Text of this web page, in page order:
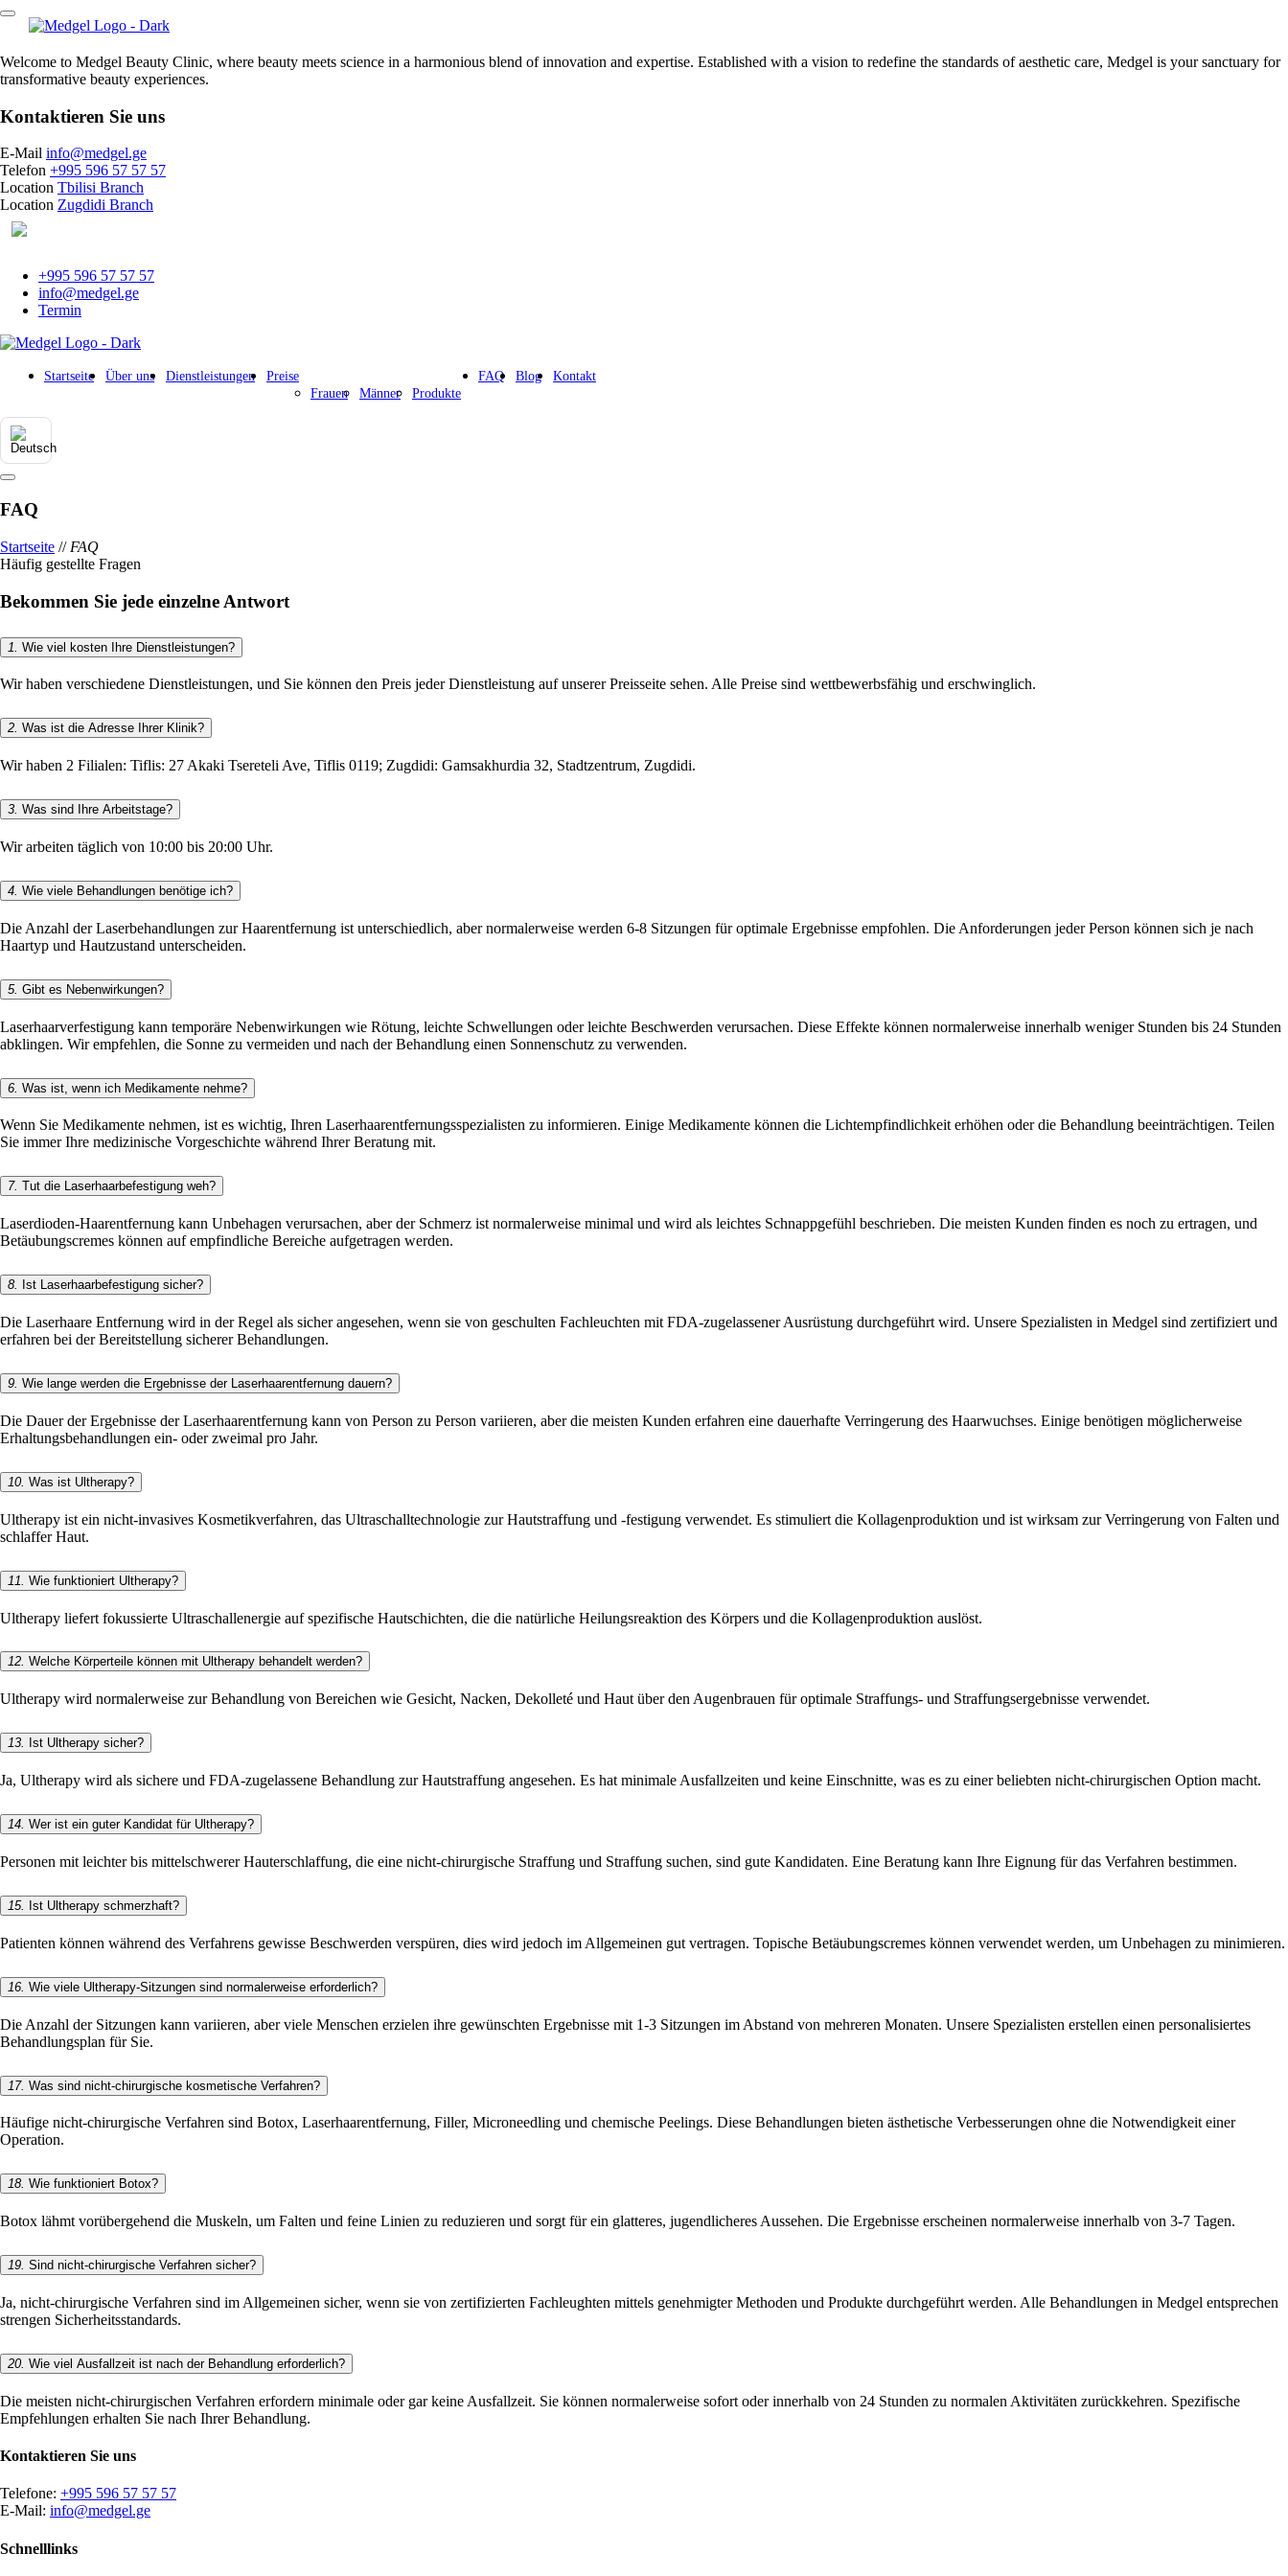
Welcome to Medgel Beauty Clinic, where beauty meets science in a harmonious blend of innovation and expertise. Established with a vision to redefine the standards of aesthetic care, Medgel is your sanctuary for
transformative beauty experiences.
Kontaktieren Sie uns
E-Mail info@medgel.ge
Telefon +995 596 57 57 57
Location Tbilisi Branch
Location Zugdidi Branch
+995 596 57 57 57
info@medgel.ge
Termin
Startseite Über uns Dienstleistungen
Preise
Frauen
Männer Produkte
FAQ Blog Kontakt
FAQ
Startseite // FAQ
Häufig gestellte Fragen
Bekommen Sie jede einzelne Antwort
1. Wie viel kosten Ihre Dienstleistungen?
Wir haben verschiedene Dienstleistungen, und Sie können den Preis jeder Dienstleistung auf unserer Preisseite sehen. Alle Preise sind wettbewerbsfähig und erschwinglich.
2. Was ist die Adresse Ihrer Klinik?
Wir haben 2 Filialen: Tiflis: 27 Akaki Tsereteli Ave, Tiflis 0119; Zugdidi: Gamsakhurdia 32, Stadtzentrum, Zugdidi.
3. Was sind Ihre Arbeitstage?
Wir arbeiten täglich von 10:00 bis 20:00 Uhr.
4. Wie viele Behandlungen benötige ich?
Die Anzahl der Laserbehandlungen zur Haarentfernung ist unterschiedlich, aber normalerweise werden 6-8 Sitzungen für optimale Ergebnisse empfohlen. Die Anforderungen jeder Person können sich je nach
Haartyp und Hautzustand unterscheiden.
5. Gibt es Nebenwirkungen?
Laserhaarverfestigung kann temporäre Nebenwirkungen wie Rötung, leichte Schwellungen oder leichte Beschwerden verursachen. Diese Effekte können normalerweise innerhalb weniger Stunden bis 24 Stunden
abklingen. Wir empfehlen, die Sonne zu vermeiden und nach der Behandlung einen Sonnenschutz zu verwenden.
6. Was ist, wenn ich Medikamente nehme?
Wenn Sie Medikamente nehmen, ist es wichtig, Ihren Laserhaarentfernungsspezialisten zu informieren. Einige Medikamente können die Lichtempfindlichkeit erhöhen oder die Behandlung beeinträchtigen. Teilen
Sie immer Ihre medizinische Vorgeschichte während Ihrer Beratung mit.
7. Tut die Laserhaarbefestigung weh?
Laserdioden-Haarentfernung kann Unbehagen verursachen, aber der Schmerz ist normalerweise minimal und wird als leichtes Schnappgefühl beschrieben. Die meisten Kunden finden es noch zu ertragen, und
Betäubungscremes können auf empfindliche Bereiche aufgetragen werden.
8. Ist Laserhaarbefestigung sicher?
Die Laserhaare Entfernung wird in der Regel als sicher angesehen, wenn sie von geschulten Fachleuchten mit FDA-zugelassener Ausrüstung durchgeführt wird. Unsere Spezialisten in Medgel sind zertifiziert und
erfahren bei der Bereitstellung sicherer Behandlungen.
9. Wie lange werden die Ergebnisse der Laserhaarentfernung dauern?
Die Dauer der Ergebnisse der Laserhaarentfernung kann von Person zu Person variieren, aber die meisten Kunden erfahren eine dauerhafte Verringerung des Haarwuchses. Einige benötigen möglicherweise
Erhaltungsbehandlungen ein- oder zweimal pro Jahr.
10. Was ist Ultherapy?
Ultherapy ist ein nicht-invasives Kosmetikverfahren, das Ultraschalltechnologie zur Hautstraffung und -festigung verwendet. Es stimuliert die Kollagenproduktion und ist wirksam zur Verringerung von Falten und
schlaffer Haut.
11. Wie funktioniert Ultherapy?
Ultherapy liefert fokussierte Ultraschallenergie auf spezifische Hautschichten, die die natürliche Heilungsreaktion des Körpers und die Kollagenproduktion auslöst.
12. Welche Körperteile können mit Ultherapy behandelt werden?
Ultherapy wird normalerweise zur Behandlung von Bereichen wie Gesicht, Nacken, Dekolleté und Haut über den Augenbrauen für optimale Straffungs- und Straffungsergebnisse verwendet.
13. Ist Ultherapy sicher?
Ja, Ultherapy wird als sichere und FDA-zugelassene Behandlung zur Hautstraffung angesehen. Es hat minimale Ausfallzeiten und keine Einschnitte, was es zu einer beliebten nicht-chirurgischen Option macht.
14. Wer ist ein guter Kandidat für Ultherapy?
Personen mit leichter bis mittelschwerer Hauterschlaffung, die eine nicht-chirurgische Straffung und Straffung suchen, sind gute Kandidaten. Eine Beratung kann Ihre Eignung für das Verfahren bestimmen.
15. Ist Ultherapy schmerzhaft?
Patienten können während des Verfahrens gewisse Beschwerden verspüren, dies wird jedoch im Allgemeinen gut vertragen. Topische Betäubungscremes können verwendet werden, um Unbehagen zu minimieren.
16. Wie viele Ultherapy-Sitzungen sind normalerweise erforderlich?
Die Anzahl der Sitzungen kann variieren, aber viele Menschen erzielen ihre gewünschten Ergebnisse mit 1-3 Sitzungen im Abstand von mehreren Monaten. Unsere Spezialisten erstellen einen personalisiertes
Behandlungsplan für Sie.
17. Was sind nicht-chirurgische kosmetische Verfahren?
Häufige nicht-chirurgische Verfahren sind Botox, Laserhaarentfernung, Filler, Microneedling und chemische Peelings. Diese Behandlungen bieten ästhetische Verbesserungen ohne die Notwendigkeit einer
Operation.
18. Wie funktioniert Botox?
Botox lähmt vorübergehend die Muskeln, um Falten und feine Linien zu reduzieren und sorgt für ein glatteres, jugendlicheres Aussehen. Die Ergebnisse erscheinen normalerweise innerhalb von 3-7 Tagen.
19. Sind nicht-chirurgische Verfahren sicher?
Ja, nicht-chirurgische Verfahren sind im Allgemeinen sicher, wenn sie von zertifizierten Fachleughten mittels genehmigter Methoden und Produkte durchgeführt werden. Alle Behandlungen in Medgel entsprechen
strengen Sicherheitsstandards.
20. Wie viel Ausfallzeit ist nach der Behandlung erforderlich?
Die meisten nicht-chirurgischen Verfahren erfordern minimale oder gar keine Ausfallzeit. Sie können normalerweise sofort oder innerhalb von 24 Stunden zu normalen Aktivitäten zurückkehren. Spezifische
Empfehlungen erhalten Sie nach Ihrer Behandlung.
Kontaktieren Sie uns
Telefone: +995 596 57 57 57
E-Mail: info@medgel.ge
Schnelllinks